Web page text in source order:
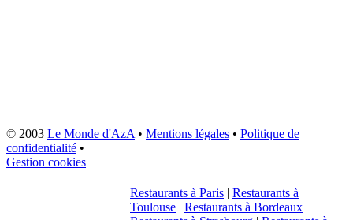
© 2003 Le Monde d'AzA• Mentions légales • Politique de
confidentialité •
Gestion cookies
Restaurants à Paris | Restaurants à
Toulouse | Restaurants à Bordeaux |